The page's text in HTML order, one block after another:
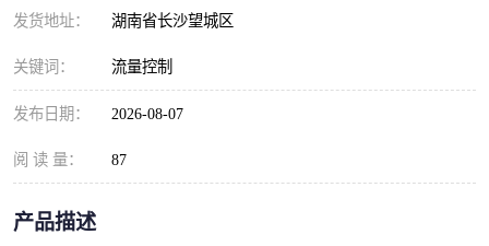
发货地址： 湖南省长沙望城区
关键词： 流量控制
发布日期： 2026-08-07
阅 读 量： 87
产品描述